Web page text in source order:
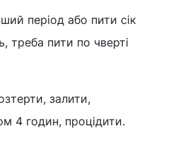
період або пити сік
треба пити по чверті
залити,
4 годин, процідити.